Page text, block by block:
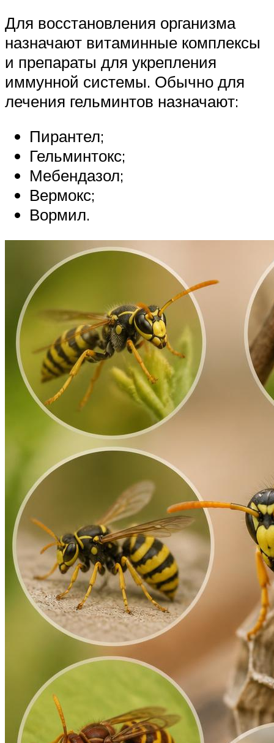
Для восстановления организма
назначают витаминные комплексы
и препараты для укрепления
иммунной системы. Обычно для
лечения гельминтов назначают:
Пирантел;
Гельминтокс;
Мебендазол;
Вермокс;
Вормил.